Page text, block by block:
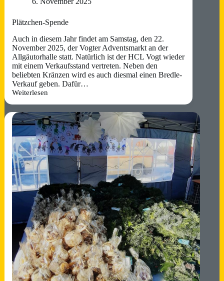
Plätzchen-Spende
Auch in diesem Jahr findet am Samstag, den 22.
November 2025, der Vogter Adventsmarkt an der
Allgäutorhalle statt. Natürlich ist der HCL Vogt wieder
mit einem Verkaufsstand vertreten. Neben den
beliebten Kränzen wird es auch diesmal einen Bredle-
Verkauf geben. Dafür…
Weiterlesen
Plätzchen-
Spende